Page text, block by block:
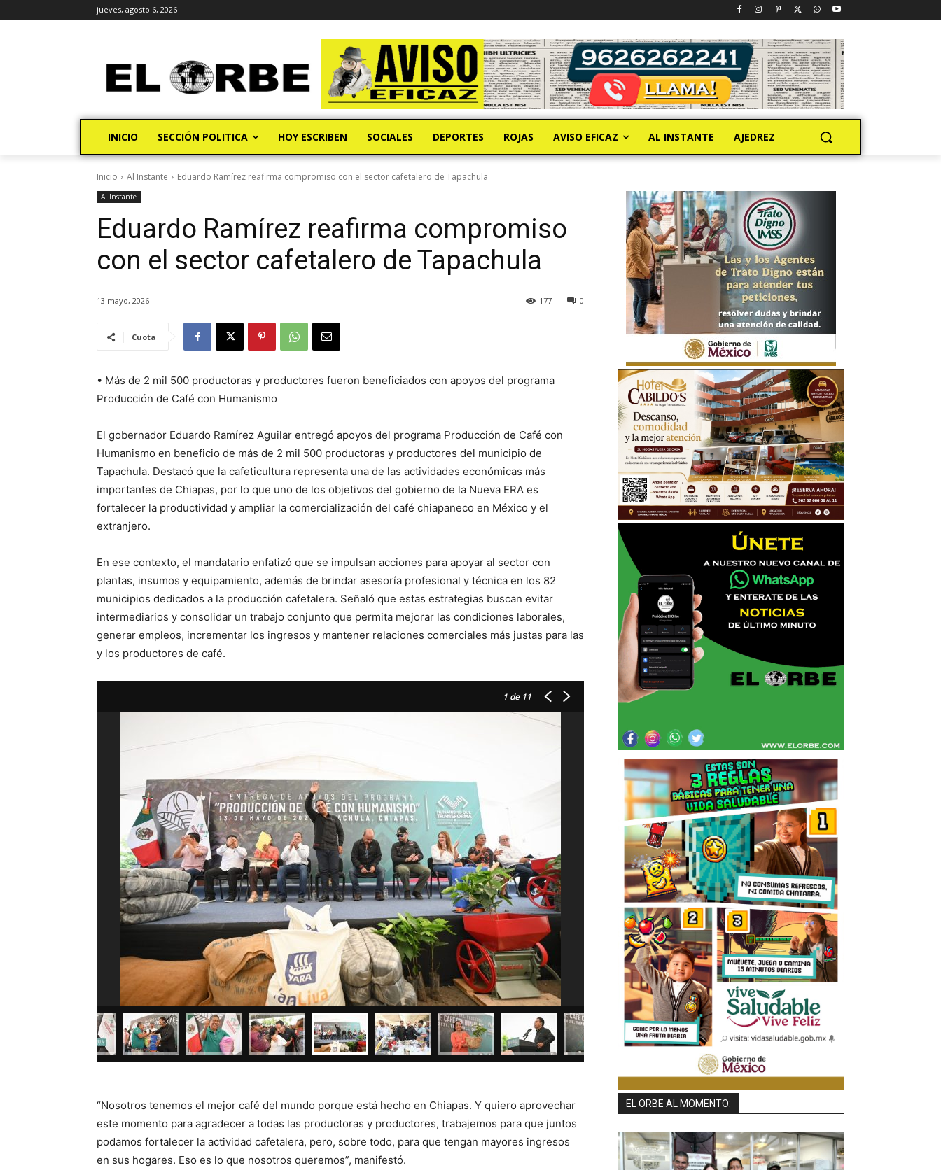
jueves, agosto 6, 2026
INICIO SECCIÓN POLITICA HOY ESCRIBEN SOCIALES DEPORTES ROJAS AVISO EFICAZ AL INSTANTE AJEDREZ
Inicio Al Instante Eduardo Ramírez reafirma compromiso con el sector cafetalero de Tapachula
Al Instante
Eduardo Ramírez reafirma compromiso
con el sector cafetalero de Tapachula
13 mayo, 2026 0
177
Cuota
• Más de 2 mil 500 productoras y productores fueron beneficiados con apoyos del programa
Producción de Café con Humanismo
El gobernador Eduardo Ramírez Aguilar entregó apoyos del programa Producción de Café con
Humanismo en beneficio de más de 2 mil 500 productoras y productores del municipio de
Tapachula. Destacó que la cafeticultura representa una de las actividades económicas más
importantes de Chiapas, por lo que uno de los objetivos del gobierno de la Nueva ERA es
fortalecer la productividad y ampliar la comercialización del café chiapaneco en México y el
extranjero.
En ese contexto, el mandatario enfatizó que se impulsan acciones para apoyar al sector con
plantas, insumos y equipamiento, además de brindar asesoría profesional y técnica en los 82
municipios dedicados a la producción cafetalera. Señaló que estas estrategias buscan evitar
intermediarios y consolidar un trabajo conjunto que permita mejorar las condiciones laborales,
generar empleos, incrementar los ingresos y mantener relaciones comerciales más justas para las
y los productores de café.
1 de 11
“Nosotros tenemos el mejor café del mundo porque está hecho en Chiapas. Y quiero aprovechar
este momento para agradecer a todas las productoras y productores, trabajemos para que juntos
podamos fortalecer la actividad cafetalera, pero, sobre todo, para que tengan mayores ingresos
en sus hogares. Eso es lo que nosotros queremos”, manifestó.
EL ORBE AL MOMENTO: